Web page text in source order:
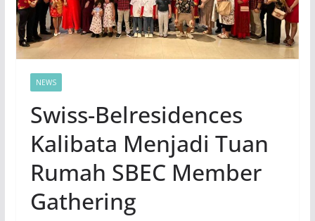
NEWS
Swiss-Belresidences
Kalibata Menjadi Tuan
Rumah SBEC Member
Gathering